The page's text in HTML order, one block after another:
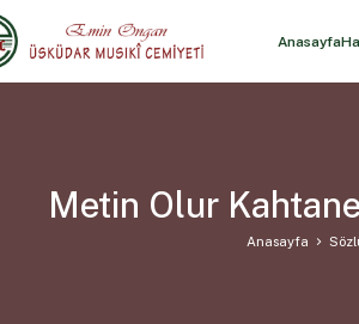
Anasayfa
Metin Olur
Anasayfa